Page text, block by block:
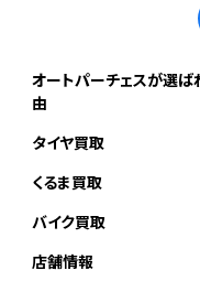
オートパーチェスが選ば
由
タイヤ買取
くるま買取
バイク買取
店舗情報